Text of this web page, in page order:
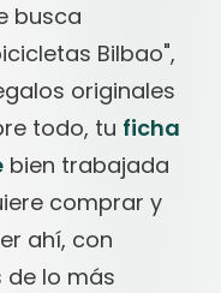
busca
Bilbao",
originales
todo, tu ficha
bien trabajada
comprar y
ahí, con
de lo más